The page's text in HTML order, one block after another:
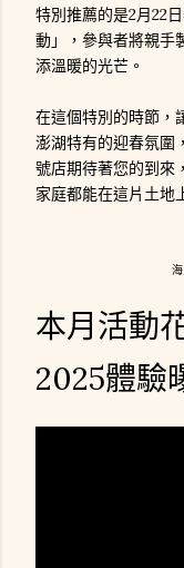
特別推薦的是2月22
動」，參與者將親手
添溫暖的光芒。
在這個特別的時節，
澎湖特有的迎春氛圍
號店期待著您的到來
家庭都能在這片土地
本月活動
2025體驗